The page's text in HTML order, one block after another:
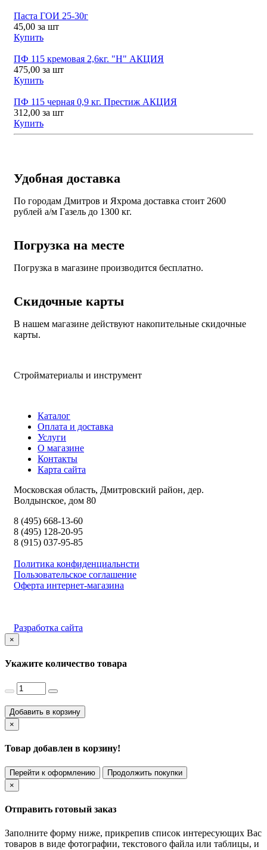
Паста ГОИ 25-30г
45,00 за шт
Купить
ПФ 115 кремовая 2,6кг. "Н" АКЦИЯ
475,00 за шт
Купить
ПФ 115 черная 0,9 кг. Престиж АКЦИЯ
312,00 за шт
Купить
Удобная доставка
По городам Дмитров и Яхрома доставка стоит 2600
рублей а/м Газель до 1300 кг.
Погрузка на месте
Погрузка в магазине производится бесплатно.
Скидочные карты
В нашем магазине действуют накопительные скидочные
карты.
Стройматериалы и инструмент
Каталог
Оплата и доставка
Услуги
О магазине
Контакты
Карта сайта
Московская область, Дмитровский район, дер.
Волдынское, дом 80
8 (495) 668-13-60
8 (495) 128-20-95
8 (915) 037-95-85
Политика конфиденциальнсти
Пользовательское соглашение
Оферта интернет-магазина
Разработка сайта
×
Укажите количество товара
Добавить в корзину
×
Товар добавлен в корзину!
Перейти к оформлению
Продолжить покупки
×
Отправить готовый заказ
Заполните форму ниже, прикрепив список интересующих Вас
товаров в виде фотографии, текстового файла или таблицы, и